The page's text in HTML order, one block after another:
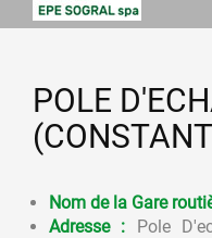
POLE
Nom de la Gare
Adresse : Pole